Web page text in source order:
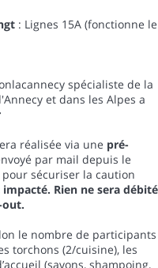
: Lignes 15A (fonctionne le
spécialiste de la
et dans les Alpes a
réalisée via une pré-
par mail depuis le
pour sécuriser la caution
Rien ne sera débité
le nombre de participants
torchons (2/cuisine), les
(savons, shampoing,